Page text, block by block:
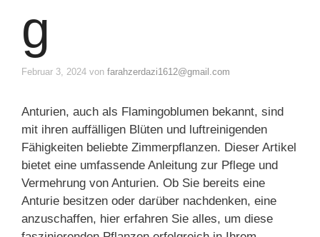
g
Februar 3, 2024 von farahzerdazi1612@gmail.com
Anturien, auch als Flamingoblumen bekannt, sind
mit ihren auffälligen Blüten und luftreinigenden
Fähigkeiten beliebte Zimmerpflanzen. Dieser Artikel
bietet eine umfassende Anleitung zur Pflege und
Vermehrung von Anturien. Ob Sie bereits eine
Anturie besitzen oder darüber nachdenken, eine
anzuschaffen, hier erfahren Sie alles, um diese